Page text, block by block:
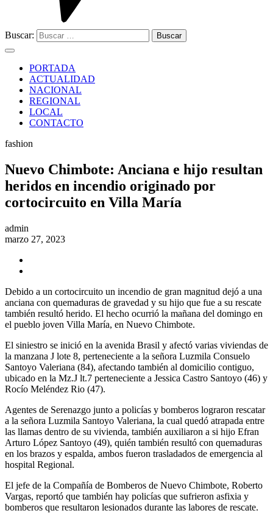
Buscar:
PORTADA
ACTUALIDAD
NACIONAL
REGIONAL
LOCAL
CONTACTO
fashion
Nuevo Chimbote: Anciana e hijo resultan
heridos en incendio originado por
cortocircuito en Villa María
admin
marzo 27, 2023
Debido a un cortocircuito un incendio de gran magnitud dejó a una
anciana con quemaduras de gravedad y su hijo que fue a su rescate
también resultó herido. El hecho ocurrió la mañana del domingo en
el pueblo joven Villa María, en Nuevo Chimbote.
El siniestro se inició en la avenida Brasil y afectó varias viviendas de
la manzana J lote 8, perteneciente a la señora Luzmila Consuelo
Santoyo Valeriana (84), afectando también al domicilio contiguo,
ubicado en la Mz.J lt.7 perteneciente a Jessica Castro Santoyo (46) y
Rocío Meléndez Rio (47).
Agentes de Serenazgo junto a policías y bomberos lograron rescatar
a la señora Luzmila Santoyo Valeriana, la cual quedó atrapada entre
las llamas dentro de su vivienda, también auxiliaron a si hijo Efran
Arturo López Santoyo (49), quién también resultó con quemaduras
en los brazos y espalda, ambos fueron trasladados de emergencia al
hospital Regional.
El jefe de la Compañía de Bomberos de Nuevo Chimbote, Roberto
Vargas, reportó que también hay policías que sufrieron asfixia y
bomberos que resultaron lesionados durante las labores de rescate.